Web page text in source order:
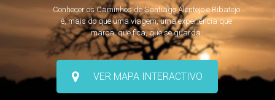
Conhecer os Caminhos de Santiago Alentejo e Ribatejo
é, mais do que uma viagem, uma experiência que
marca, que fica, que se guarda.
VER MAPA INTERACTIVO